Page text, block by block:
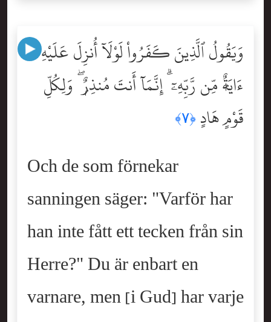
وَيَقُولُ ٱلَّذِينَ كَفَرُواْ لَوْلَآ أُنزِلَ عَلَيْهِ
ءَايَةٌۭ مِّن رَّبِّهِۦٓ ۗ إِنَّمَآ أَنتَ مُنذِرٌۭ ۖ وَلِكُلِّ
قَوْمٍ هَادٍ ﴿٧﴾
Och de som förnekar
sanningen säger: "Varför har
han inte fått ett tecken från sin
Herre?" Du är enbart en
varnare, men [i Gud] har varje